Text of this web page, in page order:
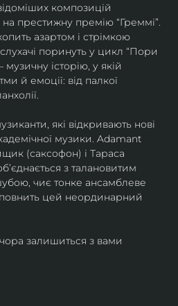
композицій
престижну премію “Греммі”.
азартом і стрімкою
поринуть у цикл “Пори
історію, у якій
й емоції: від палкої
які відкривають нові
музики. Adamant
(саксофон) і Тараса
з талановитим
чиє тонке ансамблеве
цей неординарний
залишиться з вами